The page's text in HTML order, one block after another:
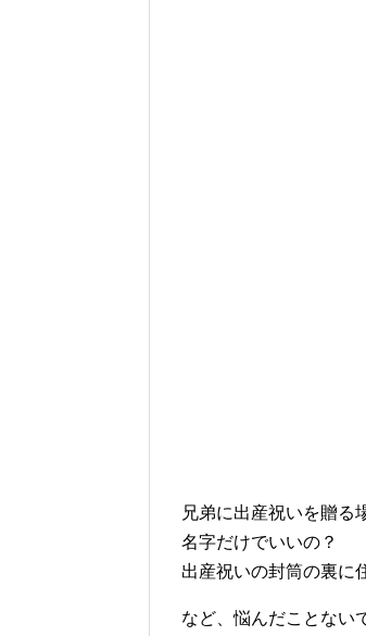
兄弟に出産祝いを贈る
名字だけでいいの？
出産祝いの封筒の裏に
など、悩んだことない